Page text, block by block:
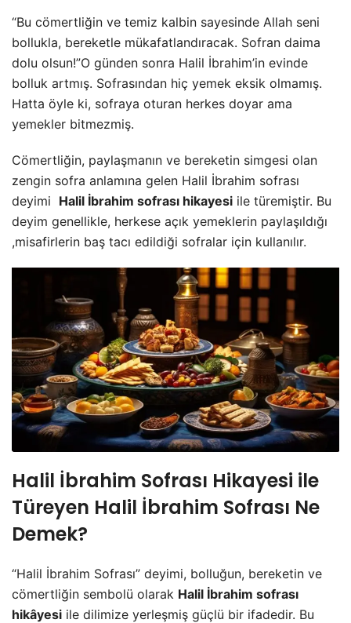
“Bu cömertliğin ve temiz kalbin sayesinde Allah seni
bollukla, bereketle mükafatlandıracak. Sofran daima
dolu olsun!”O günden sonra Halil İbrahim’in evinde
bolluk artmış. Sofrasından hiç yemek eksik olmamış.
Hatta öyle ki, sofraya oturan herkes doyar ama
yemekler bitmezmiş.
Cömertliğin, paylaşmanın ve bereketin simgesi olan
zengin sofra anlamına gelen Halil İbrahim sofrası
deyimi Halil İbrahim sofrası hikayesi ile türemiştir. Bu
deyim genellikle, herkese açık yemeklerin paylaşıldığı
,misafirlerin baş tacı edildiği sofralar için kullanılır.
Halil İbrahim Sofrası Hikayesi ile
Türeyen Halil İbrahim Sofrası Ne
Demek?
“Halil İbrahim Sofrası” deyimi, bolluğun, bereketin ve
cömertliğin sembolü olarak Halil İbrahim sofrası
hikâyesi ile dilimize yerleşmiş güçlü bir ifadedir. Bu